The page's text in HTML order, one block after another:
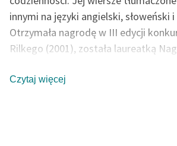
innymi na języki angielski, słoweński i
Otrzymała nagrodę w III edycji
Rilkego (2001), została laureatką
językowo debiut prozatorski
Czytaj więcej